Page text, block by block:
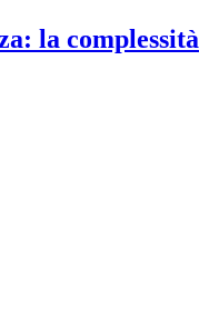
la complessità